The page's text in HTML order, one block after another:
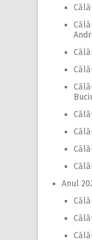
Anul